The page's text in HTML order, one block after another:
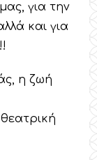
για την
και για
η ζωή